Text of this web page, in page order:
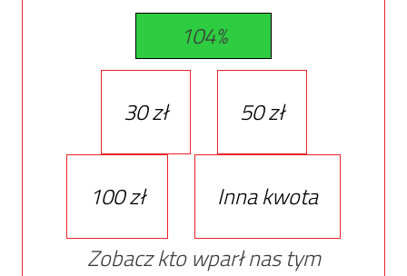
104%
30 zł 50 zł
100 zł
Inna kwota
Zobacz kto wparł nas tym